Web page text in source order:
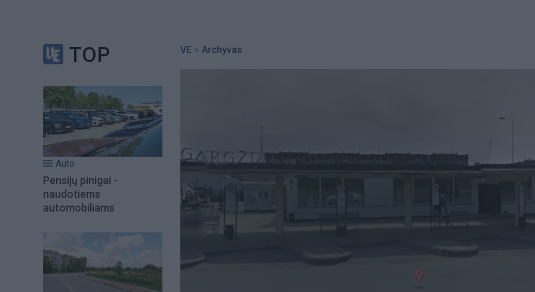
TOP
Auto
Pensijų pinigai -
naudotiems
automobiliams
VE > Archyvas